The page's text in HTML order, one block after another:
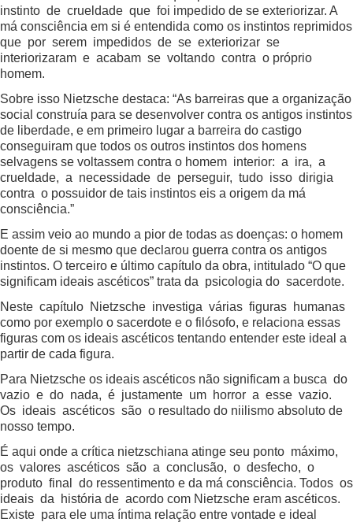
instinto de crueldade que foi impedido de se exteriorizar. A
má consciência em si é entendida como os instintos reprimidos
que por serem impedidos de se exteriorizar se
interiorizaram e acabam se voltando contra o próprio
homem.
Sobre isso Nietzsche destaca: “As barreiras que a organização
social construía para se desenvolver contra os antigos instintos
de liberdade, e em primeiro lugar a barreira do castigo
conseguiram que todos os outros instintos dos homens
selvagens se voltassem contra o homem interior: a ira, a
crueldade, a necessidade de perseguir, tudo isso dirigia
contra o possuidor de tais instintos eis a origem da má
consciência.”
E assim veio ao mundo a pior de todas as doenças: o homem
doente de si mesmo que declarou guerra contra os antigos
instintos. O terceiro e último capítulo da obra, intitulado “O que
significam ideais ascéticos” trata da psicologia do sacerdote.
Neste capítulo Nietzsche investiga várias figuras humanas
como por exemplo o sacerdote e o filósofo, e relaciona essas
figuras com os ideais ascéticos tentando entender este ideal a
partir de cada figura.
Para Nietzsche os ideais ascéticos não significam a busca do
vazio e do nada, é justamente um horror a esse vazio.
Os ideais ascéticos são o resultado do niilismo absoluto de
nosso tempo.
É aqui onde a crítica nietzschiana atinge seu ponto máximo,
os valores ascéticos são a conclusão, o desfecho, o
produto final do ressentimento e da má consciência. Todos os
ideais da história de acordo com Nietzsche eram ascéticos.
Existe para ele uma íntima relação entre vontade e ideal